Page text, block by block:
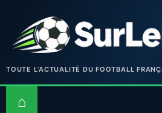
TOUTE L’ACTUALITÉ DU FOOTBALL
⌂